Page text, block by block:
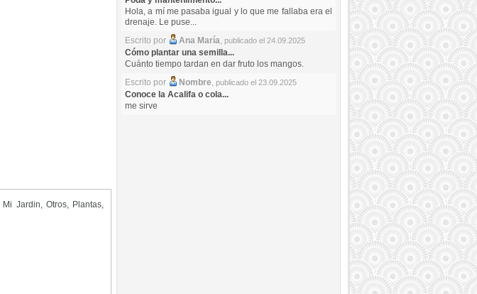
Mi Jardin, Otros, Plantas,
Hola, a mí me pasaba igual y lo que me fallaba era el
drenaje. Le puse...
Escrito por
Ana María, publicado el 24.09.2025
Cómo plantar una semilla...
Cuánto tiempo tardan en dar fruto los mangos.
Escrito por
Nombre, publicado el 23.09.2025
Conoce la Acalifa o cola...
me sirve